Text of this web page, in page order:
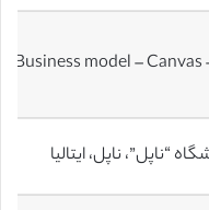
Business model –
“ناپل”، ناپل، ایتالیا